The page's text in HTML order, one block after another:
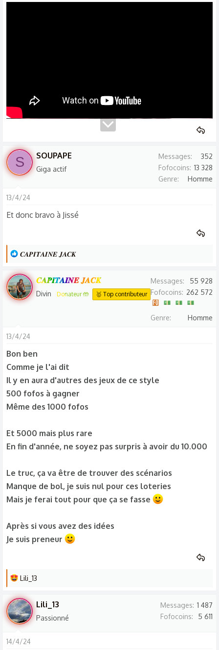
S SOUPAPE
Giga actif
Messages
352
Fofocoins 13 328
Genre
Homme
13/4/24
Et donc bravo à Jissé
L
s
r
é
t
o
n
s
:
𝑪𝑨𝑷𝑰𝑻𝑨𝑰𝑵𝑬 𝑱𝑨𝑪𝑲
𝑪𝑨𝑷𝑰𝑻𝑨𝑰𝑵𝑬 𝑱𝑨𝑪𝑲
Divin Donateur 🤲 🥇 Top contributeur
Messages
55 928
Fofocoins
262 572
Genre Homme
13/4/24
Bon ben
Comme je l'ai dit
Il y en aura d'autres des jeux de ce style
500 fofos à gagner
Même des 1000 fofos
Et 5000 mais plus rare
En fin d'année, ne soyez pas surpris à avoir du 10.000
Le truc, ça va être de trouver des scénarios
Manque de bol, je suis nul pour ces loteries
Mais je ferai tout pour que ça se fasse
Après si vous avez des idées
Je suis preneur
L
s
r
é
c
Lili_13
Lili_13
Passionné
Messages 1 487
Fofocoins
5 611
14/4/24